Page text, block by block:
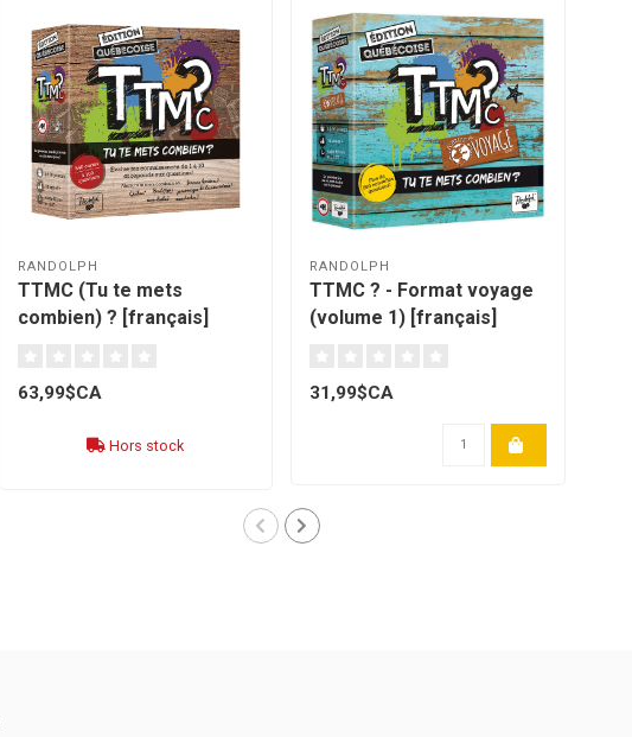
RANDOLPH
TTMC (Tu te mets
combien) ? [français]
63,99$CA
Hors stock
RANDOLPH
TTMC ? - Format voyage
(volume 1) [français]
31,99$CA